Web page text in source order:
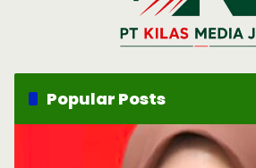
Popular Posts